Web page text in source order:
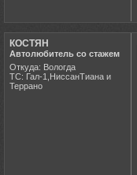
КОСТЯН
Автолюбитель со стажем
Откуда: Вологда
ТС: Гал-1,НиссанТиана и
Террано